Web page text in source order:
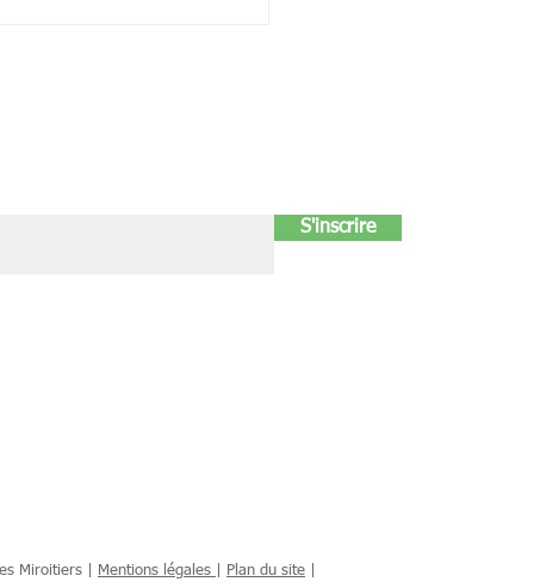
S'inscrire
Miroitiers | Mentions légales Plan du site